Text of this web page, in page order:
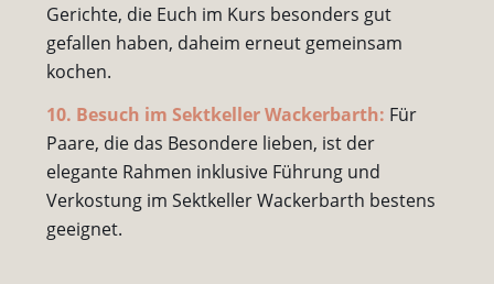
Gerichte, die Euch im Kurs besonders gut
gefallen haben, daheim erneut gemeinsam
kochen.
10. Besuch im Sektkeller Wackerbarth: Für
Paare, die das Besondere lieben, ist der
elegante Rahmen inklusive Führung und
Verkostung im Sektkeller Wackerbarth bestens
geeignet.